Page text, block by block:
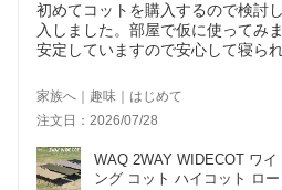
初めてコットを購入するので検討
入しました。部屋で仮に使ってみ
安定していますので安心して寝ら
たギジギシと異音がするのが嫌で
無音とは言えませんがほとんどギ
るのには良い大きさですが収納し
ばかさばらずよいのですが。収納
足度は満点かと思います。
家族へ｜趣味｜はじめて
注文日：2026/07/28
WAQ 2WAY WIDECOT ワ
ング コット ハイコット ロ